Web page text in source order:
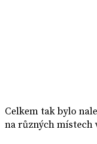
Celkem tak bylo
na různých místech